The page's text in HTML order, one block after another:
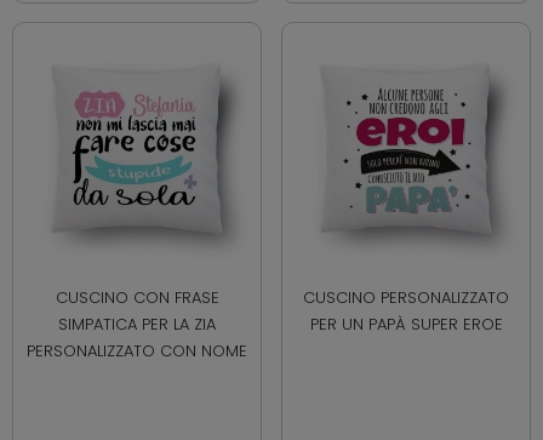
CUSCINO CON FRASE
SIMPATICA PER LA ZIA
PERSONALIZZATO CON NOME
CUSCINO PERSONALIZZATO
PER UN PAPÀ SUPER EROE